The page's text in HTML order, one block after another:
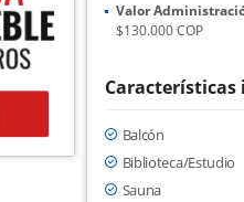
Valor
$130.000 COP
Balcón
Biblioteca/Estudio
Sauna